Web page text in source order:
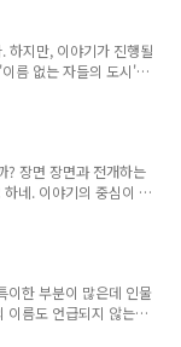
바다. 싯다르타는 아무리
침을 통하여 전달할 수
지한다. 열반은 ‘이성적
험될 수 있는 것’임을 깨
하지만, 이야기가 진행될
름 없는 자들의 도시'에
자들의 도시'와 같이 등
사랑하는 아버지처럼,
화에서 배워야 할 숭고
정으로 뉘우치고 완전히
국의 명예를 드높이십시
? 장면 장면과 전개하는
네. 이야기의 중심이 되
하나인 젠트리피케이션
갈 수 있으면서 마음이
르는 곳이 없다. 물론
고하는 심리가 이것과 비
면 마치 자신이 그 이야
이한 부분이 많은데 인물
름도 언급되지 않는다.
에 보았던 것을 이야기